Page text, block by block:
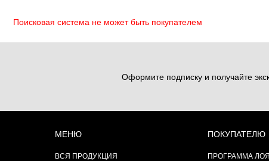
Поисковая система не может быть покупателем
Оформите подписку и получайте
МЕНЮ
ВСЯ ПРОДУКЦИЯ
ПОКУПАТЕЛЮ
ПРОГРАММА